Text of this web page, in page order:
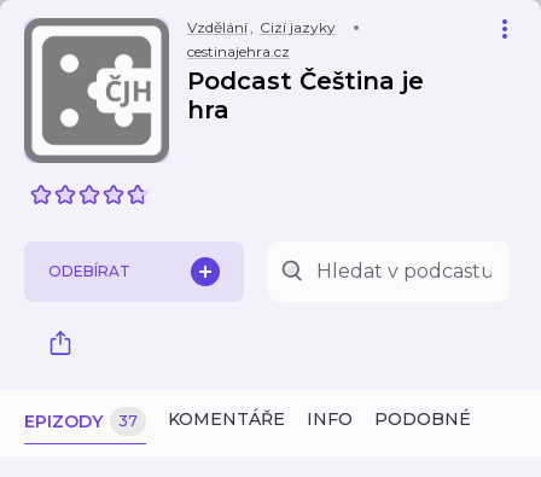
Vzdělání, Cizí jazyky
cestinajehra.cz
Podcast Čeština je
hra
ODEBÍRAT
EPIZODY 37 KOMENTÁŘE INFO PODOBNÉ